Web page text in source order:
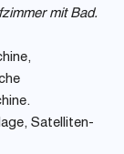
mit Bad.
Satelliten-